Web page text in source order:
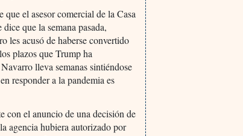
el asesor comercial de la Casa
que la semana pasada,
les acusó de haberse convertido
plazos que Trump ha
lleva semanas sintiéndose
responder a la pandemia es
con el anuncio de una decisión de
agencia hubiera autorizado por